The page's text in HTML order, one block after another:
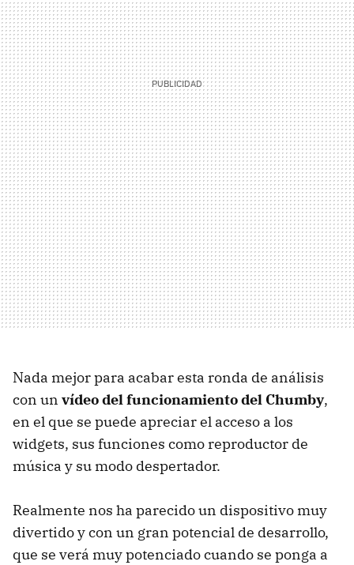
Nada mejor para acabar esta ronda de análisis
con un vídeo del funcionamiento del Chumby,
en el que se puede apreciar el acceso a los
widgets, sus funciones como reproductor de
música y su modo despertador.
Realmente nos ha parecido un dispositivo muy
divertido y con un gran potencial de desarrollo,
que se verá muy potenciado cuando se ponga a